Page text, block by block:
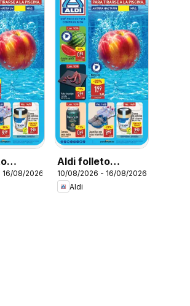
08/2026
Aldi folleto
Baleares
10/08/2026 - 16/08/2026
Aldi